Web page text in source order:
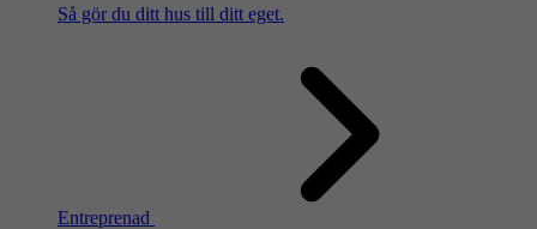
Så gör du ditt hus till ditt eget.
Entreprenad